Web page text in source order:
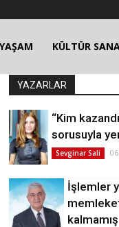
YAŞAM KÜLTÜR
YAZARLAR
“Kim
sorusuyla
Sevginar Sali
İşlemler
kalmamış